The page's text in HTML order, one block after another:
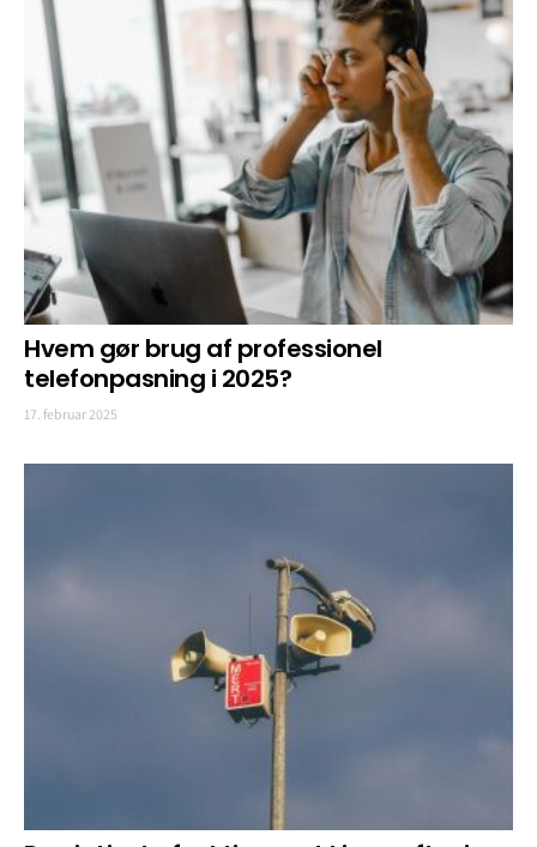
Hvem gør brug af professionel
telefonpasning i 2025?
17. februar 2025